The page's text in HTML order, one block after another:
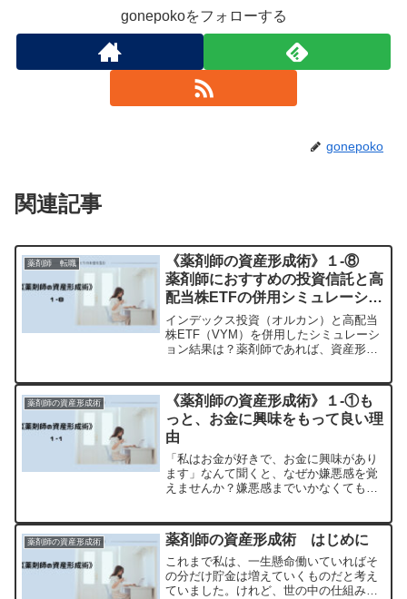
gonepokoをフォローする
gonepoko
関連記事
薬剤師 転職
《薬剤師の資産形成術》１-⑧
薬剤師におすすめの投資信託と高
配当株ETFの併用シミュレーショ
ン
インデックス投資（オルカン）と高配当
株ETF（VYM）を併用したシミュレーシ
ョン結果は？薬剤師であれば、資産形成
薬剤師の資産形成術
《薬剤師の資産形成術》１-①も
っと、お金に興味をもって良い理
由
「私はお金が好きで、お金に興味があり
ます」なんて聞くと、なぜか嫌悪感を覚
えませんか？嫌悪感までいかなくても、
と、このようなことを聞いて嫌悪感を抱
くのは正しい反応です。で...
薬剤師の資産形成術 薬剤師の資産形成術 はじめに
これまで私は、一生懸命働いていればそ
の分だけ貯金は増えていくものだと考え
ていました。けれど、世の中の仕組み・